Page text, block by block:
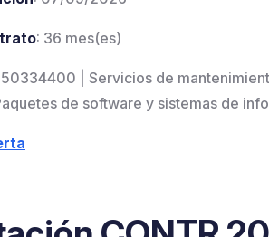
: 36 mes(es)
50334400 | Servicios de
de software y sistemas de